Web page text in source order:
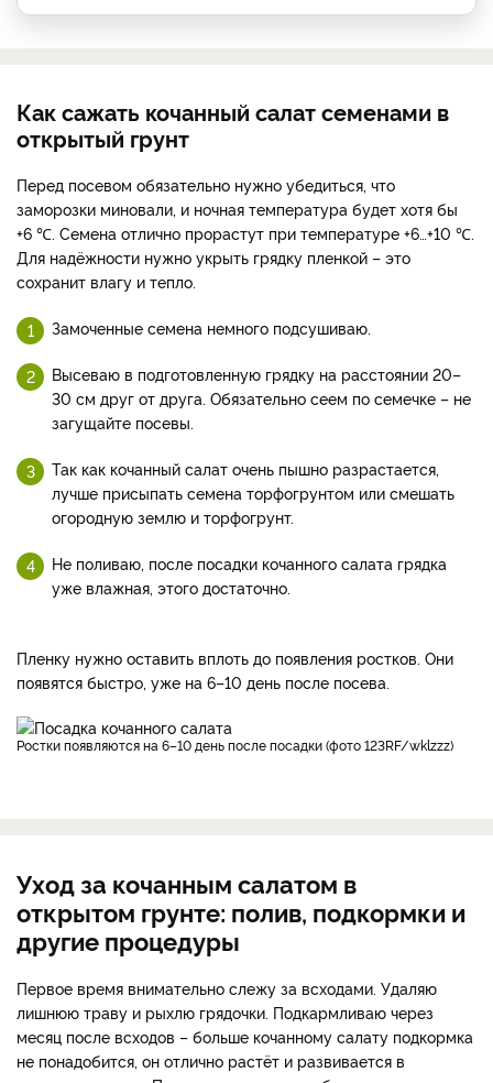
Как сажать кочанный салат семенами в
открытый грунт
Перед посевом обязательно нужно убедиться, что
заморозки миновали, и ночная температура будет хотя бы
+6 ℃. Семена отлично прорастут при температуре +6…+10 ℃.
Для надёжности нужно укрыть грядку пленкой – это
сохранит влагу и тепло.
Замоченные семена немного подсушиваю.
Высеваю в подготовленную грядку на расстоянии 20–
30 см друг от друга. Обязательно сеем по семечке – не
загущайте посевы.
Так как кочанный салат очень пышно разрастается,
лучше присыпать семена торфогрунтом или смешать
огородную землю и торфогрунт.
Не поливаю, после посадки кочанного салата грядка
уже влажная, этого достаточно.
Пленку нужно оставить вплоть до появления ростков. Они
появятся быстро, уже на 6–10 день после посева.
Ростки появляются на 6–10 день после посадки (фото 123RF/wklzzz)
Уход за кочанным салатом в
открытом грунте: полив, подкормки и
другие процедуры
Первое время внимательно слежу за всходами. Удаляю
лишнюю траву и рыхлю грядочки. Подкармливаю через
месяц после всходов – больше кочанному салату подкормка
не понадобится, он отлично растёт и развивается в